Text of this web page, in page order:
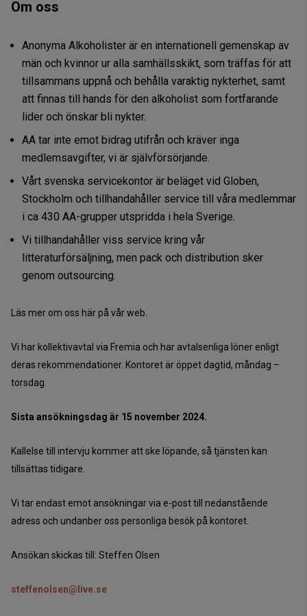
Om oss
Anonyma Alkoholister är en internationell gemenskap av
män och kvinnor ur alla samhällsskikt, som träffas för att
tillsammans uppnå och behålla varaktig nykterhet, samt
att finnas till hands för den alkoholist som fortfarande
lider och önskar bli nykter.
AA tar inte emot bidrag utifrån och kräver inga
medlemsavgifter, vi är självförsörjande.
Vårt svenska servicekontor är beläget vid Globen,
Stockholm och tillhandahåller service till våra medlemmar
i ca 430 AA-grupper utspridda i hela Sverige.
Vi tillhandahåller viss service kring vår
litteraturförsäljning, men pack och distribution sker
genom outsourcing.
Läs mer om oss här på vår web.
Vi har kollektivavtal via Fremia och har avtalsenliga löner enligt
deras rekommendationer. Kontoret är öppet dagtid, måndag –
torsdag.
Sista ansökningsdag är 15 november 2024.
Kallelse till intervju kommer att ske löpande, så tjänsten kan
tillsättas tidigare.
Vi tar endast emot ansökningar via e-post till nedanstående
adress och undanber oss personliga besök på kontoret.
Ansökan skickas till: Steffen Olsen
steffenolsen@live.se